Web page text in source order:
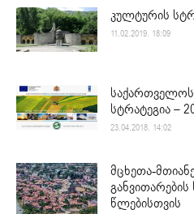
კულტურის
11.02.2019. 18:09
სტრატეგია –
23.04.2018. 14:02
მცხეთა-
განვითარების
წლებისთვის